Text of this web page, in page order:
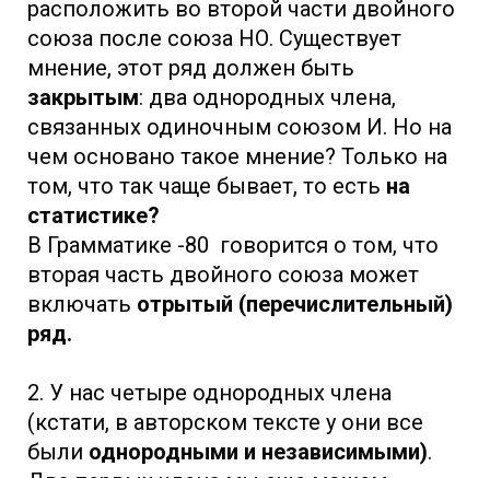
расположить во второй части двойного
союза после союза НО. Существует
мнение, этот ряд должен быть
закрытым: два однородных члена,
связанных одиночным союзом И. Но на
чем основано такое мнение? Только на
том, что так чаще бывает, то есть на
статистике?
В Грамматике -80 говорится о том, что
вторая часть двойного союза может
включать отрытый (перечислительный)
ряд.
2. У нас четыре однородных члена
(кстати, в авторском тексте у они все
были однородными и независимыми).